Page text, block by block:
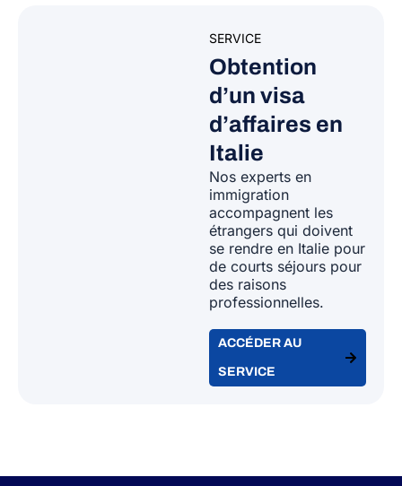
SERVICE
Obtention
d’un visa
d’affaires en
Italie
Nos experts en
immigration
accompagnent les
étrangers qui doivent
se rendre en Italie pour
de courts séjours pour
des raisons
professionnelles.
ACCÉDER AU
SERVICE